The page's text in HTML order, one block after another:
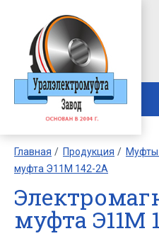
Главная Продукция
муфта Э11М 142-2А
муфта Э11М